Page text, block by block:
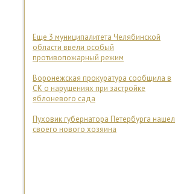
Еще 3 муниципалитета Челябинской
области ввели особый
противопожарный режим
Воронежская прокуратура сообщила в
СК о нарушениях при застройке
яблоневого сада
Пуховик губернатора Петербурга нашел
своего нового хозяина